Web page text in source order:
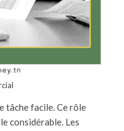
tâche facile. Ce rôle
considérable. Les